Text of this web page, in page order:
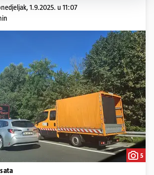
1.9.2025. u 11:07
5